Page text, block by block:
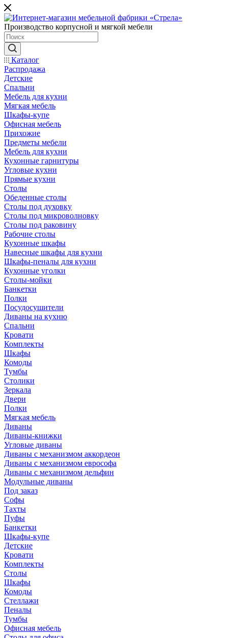
Производство корпусной и мягкой мебели
Каталог
Распродажа
Детские
Спальни
Мебель для кухни
Мягкая мебель
Шкафы-купе
Офисная мебель
Прихожие
Предметы мебели
Мебель для кухни
Кухонные гарнитуры
Угловые кухни
Прямые кухни
Столы
Обеденные столы
Столы под духовку
Столы под микроволновку
Столы под раковину
Рабочие столы
Кухонные шкафы
Навесные шкафы для кухни
Шкафы-пеналы для кухни
Кухонные уголки
Столы-мойки
Банкетки
Полки
Посудосушители
Диваны на кухню
Спальни
Кровати
Комплекты
Шкафы
Комоды
Тумбы
Столики
Зеркала
Двери
Полки
Мягкая мебель
Диваны
Диваны-книжки
Угловые диваны
Диваны с механизмом аккордеон
Диваны с механизмом еврософа
Диваны с механизмом дельфин
Модульные диваны
Под заказ
Софы
Тахты
Пуфы
Банкетки
Шкафы-купе
Детские
Кровати
Комплекты
Столы
Шкафы
Комоды
Стеллажи
Пеналы
Тумбы
Офисная мебель